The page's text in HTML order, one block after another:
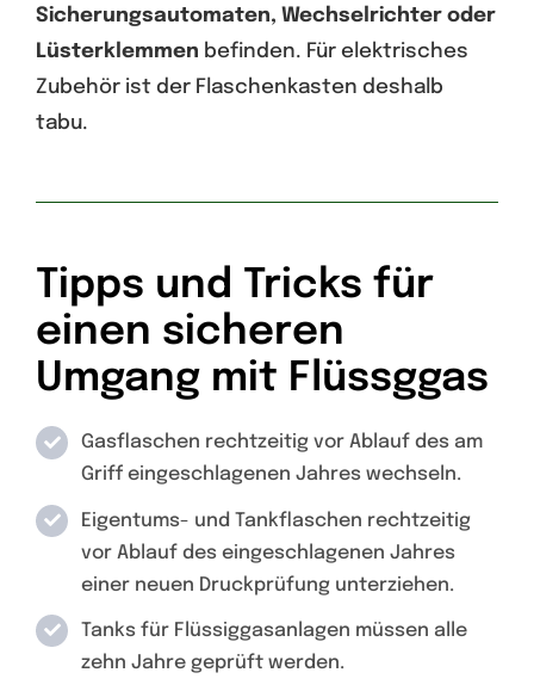
Sicherungsautomaten, Wechselrichter oder
Lüsterklemmen befinden. Für elektrisches
Zubehör ist der Flaschenkasten deshalb
tabu.
Tipps und Tricks für
einen sicheren
Umgang mit Flüssggas
Gasflaschen rechtzeitig vor Ablauf des am
Griff eingeschlagenen Jahres wechseln.
Eigentums- und Tankflaschen rechtzeitig
vor Ablauf des eingeschlagenen Jahres
einer neuen Druckprüfung unterziehen.
Tanks für Flüssiggasanlagen müssen alle
zehn Jahre geprüft werden.